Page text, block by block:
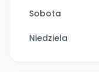
Sobota
Niedziela